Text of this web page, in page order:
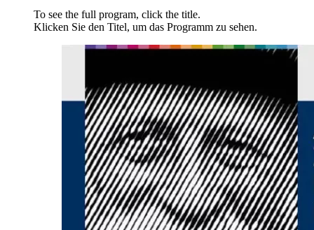
To see the full program, click the title.
Klicken Sie den Titel, um das Programm zu sehen.